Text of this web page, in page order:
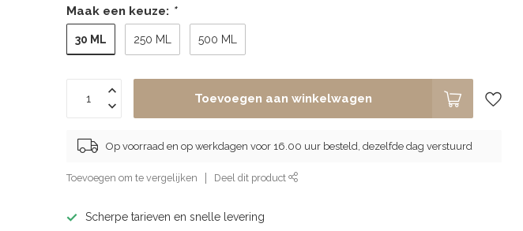
Maak een keuze: *
30 ML 250 ML 500 ML
Toevoegen aan winkelwagen
Op voorraad en op werkdagen voor 16.00 uur besteld, dezelfde dag verstuurd
Toevoegen om te vergelijken Deel dit product
Scherpe tarieven en snelle levering